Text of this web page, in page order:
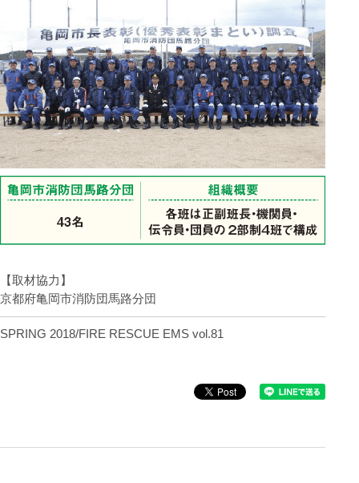
【取材協力】
京都府亀岡市消防団馬路分団
SPRING 2018/FIRE RESCUE EMS vol.81